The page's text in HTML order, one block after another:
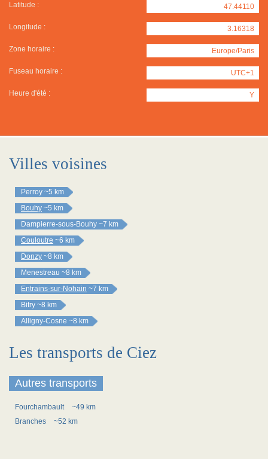
Latitude : 47.44110
Longitude : 3.16318
Zone horaire : Europe/Paris
Fuseau horaire : UTC+1
Heure d'été : Y
Villes voisines
Perroy ~5 km
Bouhy ~5 km
Dampierre-sous-Bouhy ~7 km
Couloutre ~6 km
Donzy ~8 km
Menestreau ~8 km
Entrains-sur-Nohain ~7 km
Bitry ~8 km
Alligny-Cosne ~8 km
Les transports de Ciez
Autres transports
Fourchambault
~49 km
Branches
~52 km